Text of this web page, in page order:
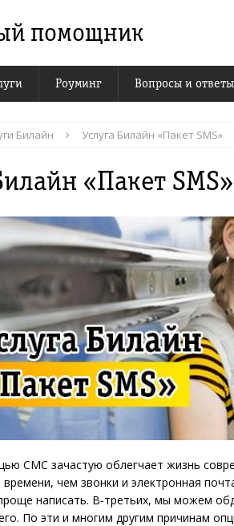
помощник
Роуминг Вопросы и ответы
Билайн Услуга Билайн «Пакет SMS»
«Пакет SMS»
СМС зачастую облегчает жизнь
чем звонки и электронная
написать. В-третьих, мы можем
По эти и многим другим причинам